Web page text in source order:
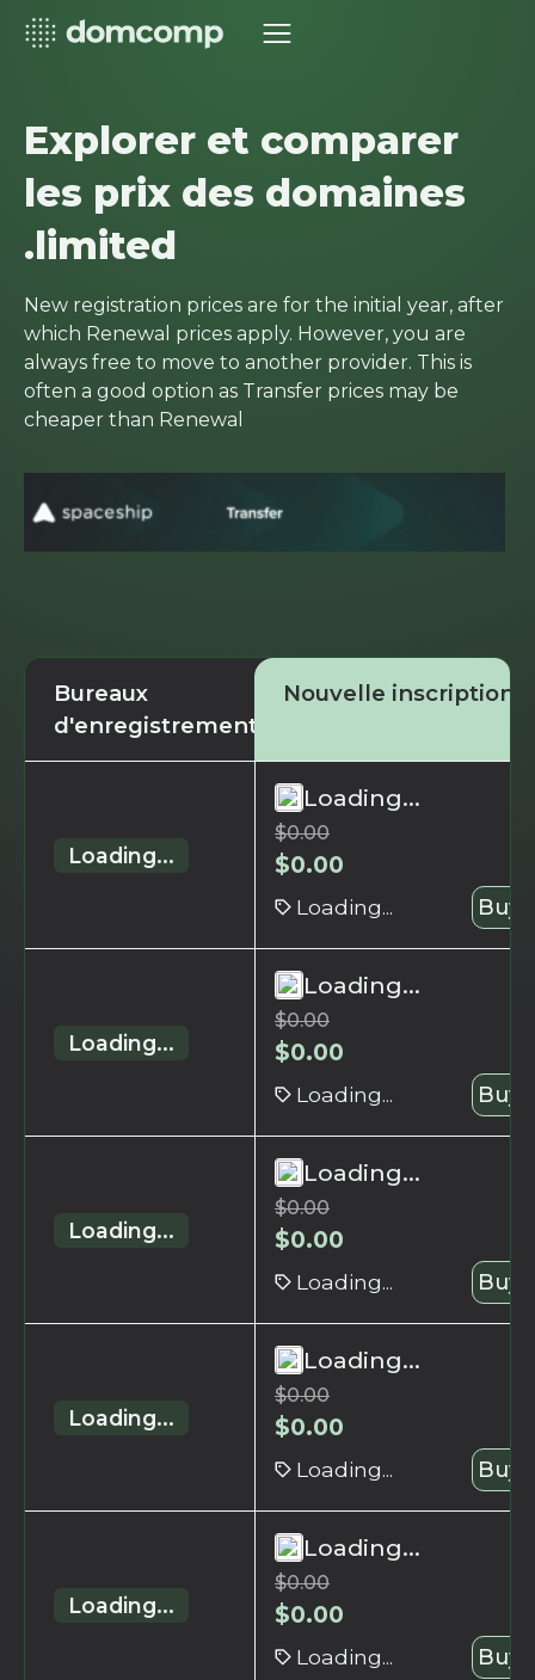
Explorer et comparer
les prix des domaines
.limited
New registration prices are for the initial year, after
which Renewal prices apply. However, you are
always free to move to another provider. This is
often a good option as Transfer prices may be
cheaper than Renewal
Bureaux
d'enregistrement
Nouvelle inscription
Loading...
Loading...
$0.00
$0.00
Loading... Buy
Loading...
Loading...
$0.00
$0.00
Loading... Buy
Loading...
Loading...
$0.00
$0.00
Loading... Buy
Loading...
Loading...
$0.00
$0.00
Loading... Buy
Loading...
Loading...
$0.00
$0.00
Loading... Buy